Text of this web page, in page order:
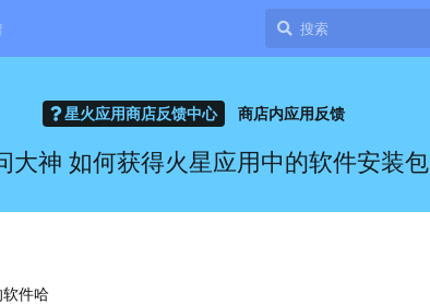
星火应用商店反馈中心 商店内应用反馈
大神 如何获得火星应用中的软件安装包
件哈